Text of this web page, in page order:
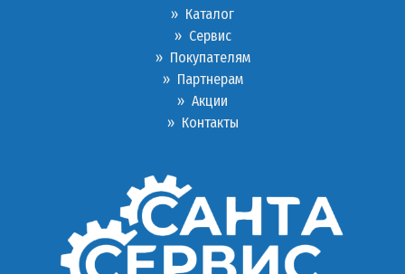
» Каталог
» Сервис
» Покупателям
» Партнерам
» Акции
» Контакты